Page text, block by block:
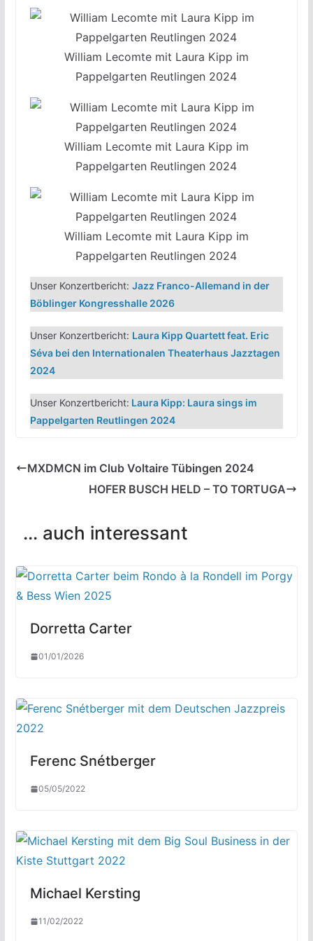
William Lecomte mit Laura Kipp im
Pappelgarten Reutlingen 2024
William Lecomte mit Laura Kipp im
Pappelgarten Reutlingen 2024
William Lecomte mit Laura Kipp im
Pappelgarten Reutlingen 2024
Unser Konzertbericht: Jazz Franco-Allemand in der
Böblinger Kongresshalle 2026
Unser Konzertbericht: Laura Kipp Quartett feat. Eric
Séva bei den Internationalen Theaterhaus Jazztagen
2024
Unser Konzertbericht: Laura Kipp: Laura sings im
Pappelgarten Reutlingen 2024
MXDMCN im Club Voltaire Tübingen 2024
HOFER BUSCH HELD – TO TORTUGA
... auch interessant
Dorretta Carter
01/01/2026
Ferenc Snétberger
05/05/2022
Michael Kersting
11/02/2022